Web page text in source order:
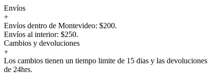
Envíos
+
Envíos dentro de Montevideo: $200.
Envíos al interior: $250.
Cambios y devoluciones
+
Los cambios tienen un tiempo limite de 15 dias y las devoluciones
de 24hrs.